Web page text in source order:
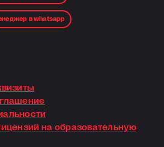
в whatsapp
на образовательную